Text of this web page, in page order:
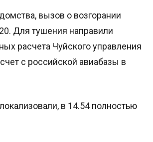
вызов о возгорании
Для тушения направили
расчета Чуйского управления
с российской авиабазы в
в 14.54 полностью